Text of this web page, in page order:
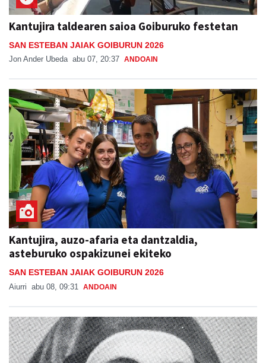
Kantujira taldearen saioa Goiburuko festetan
SAN ESTEBAN JAIAK GOIBURUN 2026
Jon Ander Ubeda abu 07, 20:37 ANDOAIN
Kantujira, auzo-afaria eta dantzaldia,
asteburuko ospakizunei ekiteko
SAN ESTEBAN JAIAK GOIBURUN 2026
Aiurri abu 08, 09:31 ANDOAIN